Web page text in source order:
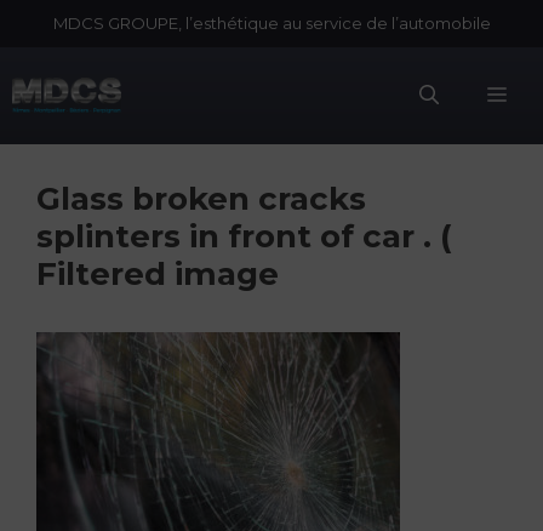
MDCS GROUPE, l’esthétique au service de l’automobile
Glass broken cracks
splinters in front of car . (
Filtered image